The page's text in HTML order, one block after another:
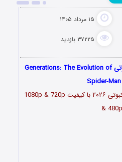
۱۵ مرداد ۱۴۰۵
۳۷۲۲۵ بازدید
دانلود مستند تکامل مرد عنکبوتی Generations: The Evolution of
Spider-
۲۰۲۶
با کیفیت 1080p & 720p
& 480p